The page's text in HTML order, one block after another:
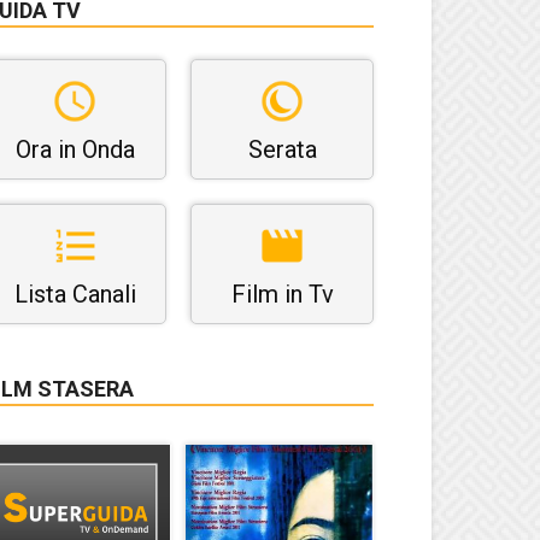
TV
Ora in Onda Serata
Lista Canali Film in Tv
STASERA